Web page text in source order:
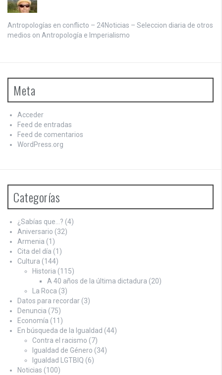
Antropologías en conflicto – 24Noticias – Seleccion diaria de otros
medios on Antropología e Imperialismo
Meta
Acceder
Feed de entradas
Feed de comentarios
WordPress.org
Categorías
¿Sabías que…? (4)
Aniversario (32)
Armenia (1)
Cita del día (1)
Cultura (144)
Historia (115)
A 40 años de la última dictadura (20)
La Roca (3)
Datos para recordar (3)
Denuncia (75)
Economía (11)
En búsqueda de la Igualdad (44)
Contra el racismo (7)
Igualdad de Género (34)
Igualdad LGTBIQ (6)
Noticias (100)